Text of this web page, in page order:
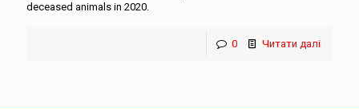
deceased animals in 2020.
0 Читати далі